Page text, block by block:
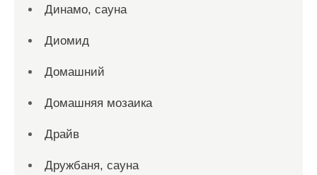
Динамо, сауна
Диомид
Домашний
Домашняя мозаика
Драйв
Дружбаня, сауна